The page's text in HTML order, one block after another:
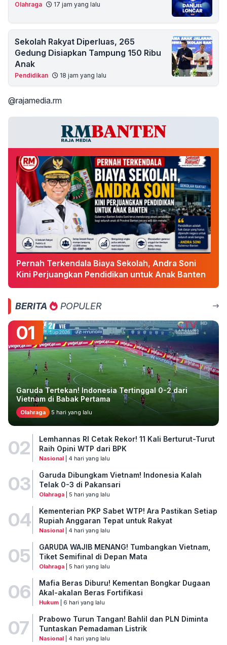
Olahraga 17 jam yang lalu
Sekolah Rakyat Diperluas, 265
Gedung Disiapkan Tampung 150 Ribu
Anak
Pendidikan 18 jam yang lalu
@rajamedia.rm
Pernah Terkendala Biaya Sekolah, Andra Soni
Kini Perjuangkan Pendidikan untuk Anak Banten
BERITA POPULER
01
Garuda Tertekan! Indonesia Tertinggal 0-2 dari
Vietnam di Babak Pertama
Olahraga 5 hari yang lalu
02
Lemhannas RI Cetak Rekor! 11 Kali Berturut-Turut
Raih Opini WTP dari BPK
Nasional| 4 hari yang lalu
03
Garuda Dibungkam Vietnam! Indonesia Kalah
Telak 0-3 di Pakansari
Olahraga| 5 hari yang lalu
04
Kementerian PKP Sabet WTP! Ara Pastikan Setiap
Rupiah Anggaran Tepat untuk Rakyat
Nasional| 4 hari yang lalu
05
GARUDA WAJIB MENANG! Tumbangkan Vietnam,
Tiket Semifinal di Depan Mata
Olahraga| 5 hari yang lalu
06
Mafia Beras Diburu! Kementan Bongkar Dugaan
Akal-akalan Beras Fortifikasi
Hukum| 6 hari yang lalu
07
Prabowo Turun Tangan! Bahlil dan PLN Diminta
Tuntaskan Pemadaman Listrik
Nasional| 4 hari yang lalu